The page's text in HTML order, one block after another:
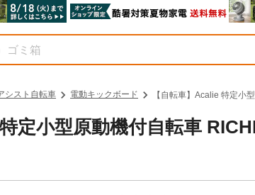
シスト自転車 電動キックボード 【自転車】Acalie 特定小
定小型原動機付自転車